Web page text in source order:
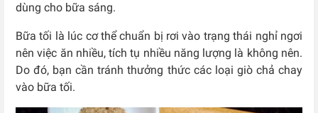
dùng cho bữa sáng.
Bữa tối là lúc cơ thể chuẩn bị rơi vào trạng thái nghỉ ngơi
nên việc ăn nhiều, tích tụ nhiều năng lượng là không nên.
Do đó, bạn cần tránh thưởng thức các loại giò chả chay
vào bữa tối.